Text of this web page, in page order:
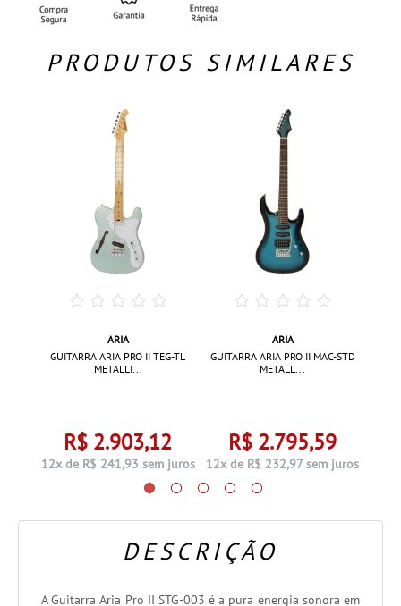
PRODUTOS SIMILARES
ARIA
GUITARRA ARIA PRO II TEG-TL
METALLI...
R$ 2.903,12
12x de R$ 241,93 sem juros
ARIA
GUITARRA ARIA PRO II MAC-STD
METALL...
R$ 2.795,59
12x de R$ 232,97 sem juros
DESCRIÇÃO
A Guitarra Aria Pro II STG-003 é a pura energia sonora em